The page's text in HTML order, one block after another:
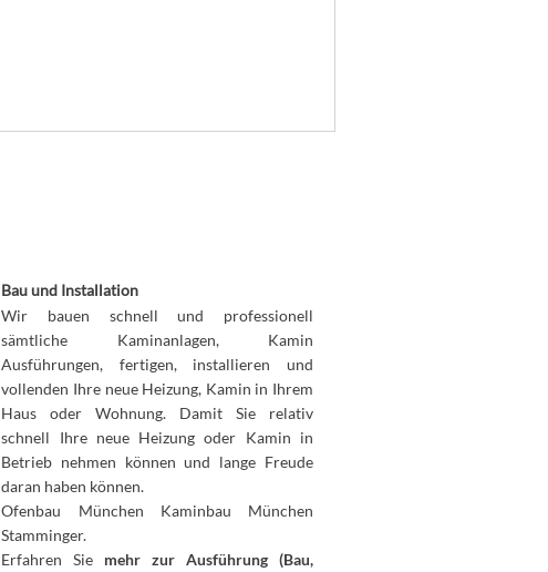
Bau und Installation
Wir bauen schnell und professionell
sämtliche Kaminanlagen, Kamin
Ausführungen, fertigen, installieren und
vollenden Ihre neue Heizung, Kamin in Ihrem
Haus oder Wohnung. Damit Sie relativ
schnell Ihre neue Heizung oder Kamin in
Betrieb nehmen können und lange Freude
daran haben können.
Ofenbau München Kaminbau München
Stamminger.
Erfahren Sie mehr zur Ausführung (Bau,